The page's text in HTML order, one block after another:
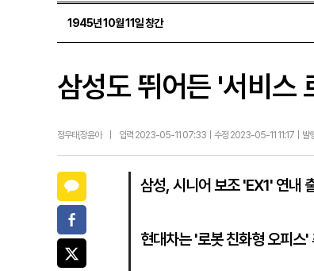
1945년 10월 11일 창간
삼성도 뛰어든 '서비스
정우태,장윤아 입력 2023-05-11 07:33 | 수정 2023-05-11 11:17 | 발
삼성, 시니어 보조 'EX1' 연내
현대차는 '로봇 친화형 오피스'